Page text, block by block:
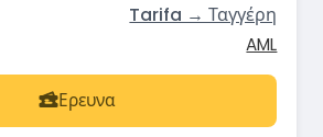
Tarifa → Ταγγέρη
AML
Ερευνα